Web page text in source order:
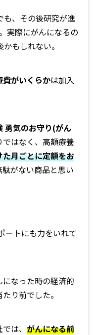
、その後研究が進
実際にがんになるの
もしれない。
費がいくらかは加入
勇気のお守り(がん
はなく、高額療養
月ごとに定額をお
がない商品と思い
ートにも力をいれて
なった時の経済的
り前でした。
は、 がんになる前